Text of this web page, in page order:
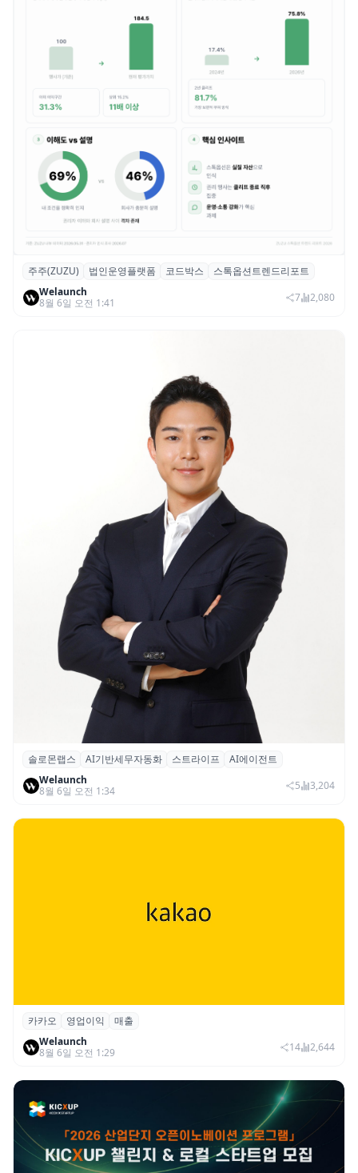
스톡옵션 취소율 2년 만에 18.2%→31.3%…
권리 발생 즉시 행사 비중도 급증
주주(ZUZU) 법인운영플랫폼 코드박스
스톡옵션트렌드리포트
Welaunch
8월 6일 오전 1:41
7 2,080
솔로몬랩스, 스트라이프 출신 이창헌 영입…
절세 전략 AI 에이전트 개발 본격화
솔로몬랩스 AI기반세무자동화 스트라이프
AI에이전트
Welaunch
8월 6일 오전 1:34
5 3,204
카카오, 2026년 2분기 매출 2조985억·영업
이익 2770억…역대 분기 최대
카카오 영업이익
매출
Welaunch
8월 6일 오전 1:29
14 2,644